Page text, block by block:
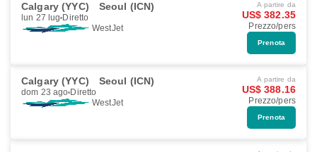
Calgary (YYC) Seoul (ICN)
lun 27 lug Diretto
WestJet
A partire da
US$ 382.35
Prezzo/pers
Prenota
Calgary (YYC) Seoul (ICN)
dom 23 ago Diretto
WestJet
A partire da
US$ 388.16
Prezzo/pers
Prenota